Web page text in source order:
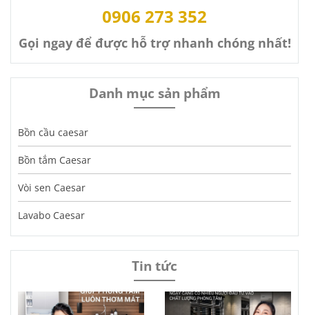
0906 273 352
Gọi ngay để được hỗ trợ nhanh chóng nhất!
Danh mục sản phẩm
Bồn cầu caesar
Bồn tắm Caesar
Vòi sen Caesar
Lavabo Caesar
Tin tức